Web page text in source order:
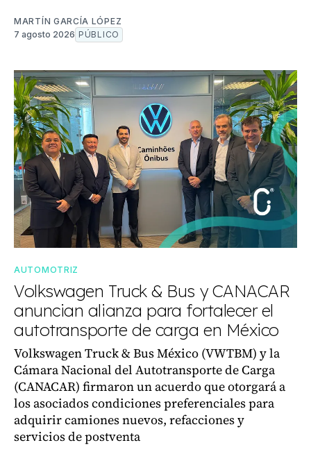
MARTÍN GARCÍA LÓPEZ
7 agosto 2026 PÚBLICO
AUTOMOTRIZ
Volkswagen Truck & Bus y CANACAR
anuncian alianza para fortalecer el
autotransporte de carga en México
Volkswagen Truck & Bus México (VWTBM) y la
Cámara Nacional del Autotransporte de Carga
(CANACAR) firmaron un acuerdo que otorgará a
los asociados condiciones preferenciales para
adquirir camiones nuevos, refacciones y
servicios de postventa